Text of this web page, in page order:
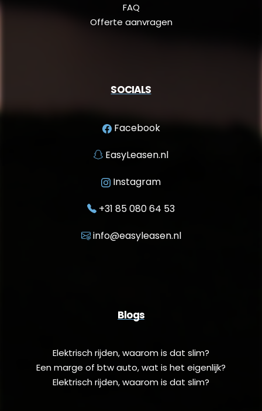
FAQ
Offerte aanvragen
SOCIALS
Facebook
EasyLeasen.nl
Instagram
+31 85 080 64 53
info@easyleasen.nl
Blogs
Elektrisch rijden, waarom is dat slim?
Een marge of btw auto, wat is het eigenlijk?
Elektrisch rijden, waarom is dat slim?